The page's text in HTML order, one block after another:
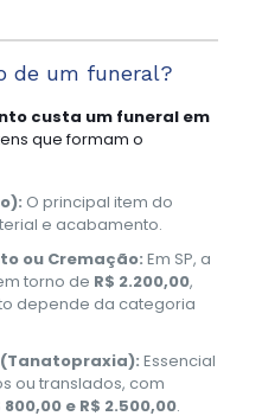
de um funeral?
custa um funeral em
que formam o
O principal item do
e acabamento.
ou Cremação: Em SP, a
torno de R$ 2.200,00,
depende da categoria
Essencial
ou translados, com
800,00 e R$ 2.500,00.